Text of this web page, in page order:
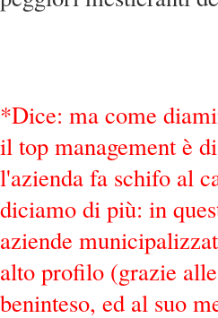
*Dice: ma come
il top management è
l'azienda fa schifo al
diciamo di più: in
aziende
alto profilo (grazie
beninteso, ed al suo